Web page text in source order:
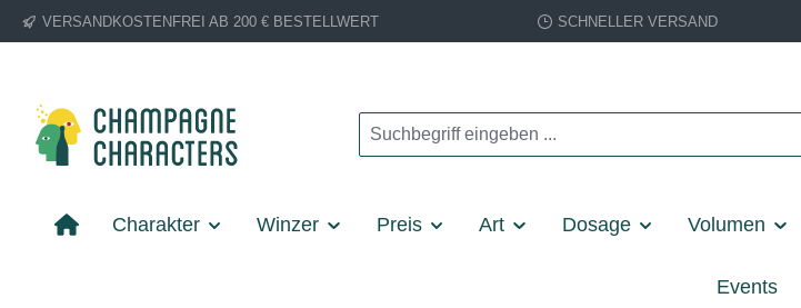
Hauptinhalt springen
Zur Suche springen
Zur Hauptnavigation springen
VERSANDKOSTENFREI AB 200 € BESTELLWERT SCHNELLER VERSAND
Charakter Winzer Preis Art Dosage Volumen
Events